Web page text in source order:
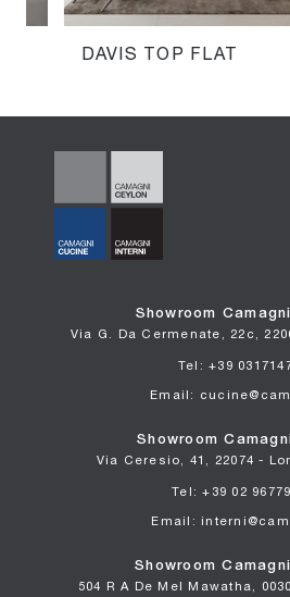
DAVIS TOP FLAT
Showroom
Via G. Da Cermenate, 22c,
Tel: +39
Email:
Showroom
Via Ceresio, 41, 22074 -
Tel: +39 02
Email:
Showroom
504 R A De Mel Mawatha,